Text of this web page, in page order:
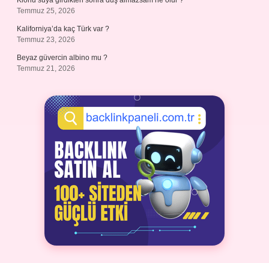
Temmuz 25, 2026
Kaliforniya’da kaç Türk var ?
Temmuz 23, 2026
Beyaz güvercin albino mu ?
Temmuz 21, 2026